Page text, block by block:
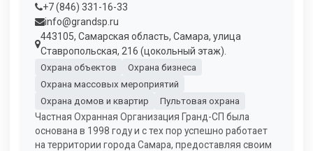
+7 (846) 331-16-33
info@grandsp.ru
443105, Самарская область, Самара, улица
Ставропольская, 216 (цокольный этаж).
Охрана объектов
Охрана бизнеса
Охрана массовых мероприятий
Охрана домов и квартир
Пультовая охрана
Частная Охранная Организация Гранд-СП была
основана в 1998 году и с тех пор успешно работает
на территории города Самара, предоставляя своим